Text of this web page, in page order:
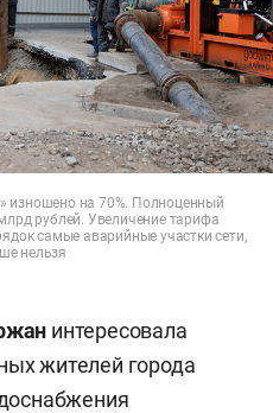
изношено на 70%. Полноценный
рублей. Увеличение тарифа
самые аварийные участки сети,
нельзя
интересовала
жителей города